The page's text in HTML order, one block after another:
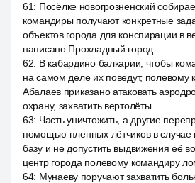
61: Посёлке новогрозненский
командиры получают конкретные
объектов города для конспирации в
написано Прохладный город.
62: В кабардино балкарии, чтобы
на самом деле их поведут, полевому
Абалаев приказано атаковать
охрану, захватить вертолёты.
63: Часть уничтожить, а другие
помощью пленных лётчиков в случае
базу и не допустить выдвижения её
центр города полевому командиру
64: Мунаеву поручают захватить